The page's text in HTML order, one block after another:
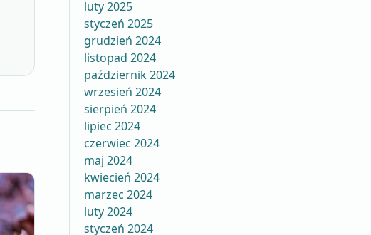
luty 2025
styczeń 2025
grudzień 2024
listopad 2024
październik 2024
wrzesień 2024
sierpień 2024
lipiec 2024
czerwiec 2024
maj 2024
kwiecień 2024
marzec 2024
luty 2024
styczeń 2024